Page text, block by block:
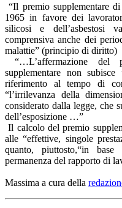
“Il premio supplementare
1965 in favore dei
silicosi e dell’asbestosi
comprensiva anche dei
malattie” (principio di diritto)
“…L’affermazione del
supplementare non
riferimento al tempo di
“l’irrilevanza della
considerato dalla legge, che
dell’esposizione …”
Il calcolo del premio
alle “effettive, singole
quanto, piuttosto,“in
permanenza del rapporto di
Massima a cura della